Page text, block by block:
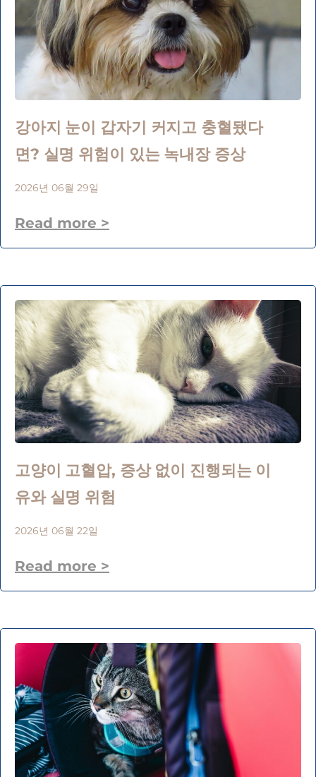
강아지 눈이 갑자기 커지고 충혈됐다
면? 실명 위험이 있는 녹내장 증상
2026년 06월 29일
Read more >
고양이 고혈압, 증상 없이 진행되는 이
유와 실명 위험
2026년 06월 22일
Read more >